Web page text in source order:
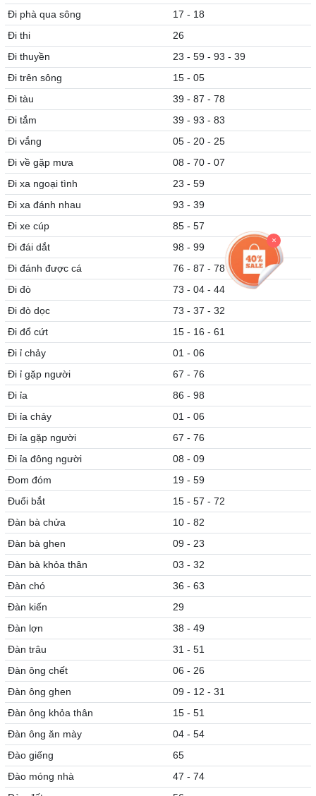
Đi phà qua sông
17 - 18
Đi thi
26
Đi thuyền
23 - 59 - 93 - 39
Đi trên sông
15 - 05
Đi tàu
39 - 87 - 78
Đi tắm
39 - 93 - 83
Đi vắng
05 - 20 - 25
Đi về gặp mưa
08 - 70 - 07
Đi xa ngoại tình
23 - 59
Đi xa đánh nhau
93 - 39
Đi xe cúp
85 - 57
Đi đái dắt
98 - 99
Đi đánh được cá
76 - 87 - 78
Đi đò
73 - 04 - 44
Đi đò dọc
73 - 37 - 32
Đi đổ cứt
15 - 16 - 61
Đi ỉ chảy
01 - 06
Đi ỉ gặp người
67 - 76
Đi ỉa
86 - 98
Đi ỉa chảy
01 - 06
Đi ỉa gặp người
67 - 76
Đi ỉa đông người
08 - 09
Đom đóm
19 - 59
Đuổi bắt
15 - 57 - 72
Đàn bà chửa
10 - 82
Đàn bà ghen
09 - 23
Đàn bà khỏa thân
03 - 32
Đàn chó
36 - 63
Đàn kiến
29
Đàn lợn
38 - 49
Đàn trâu
31 - 51
Đàn ông chết
06 - 26
Đàn ông ghen
09 - 12 - 31
Đàn ông khỏa thân
15 - 51
Đàn ông ăn mày
04 - 54
Đào giếng
65
Đào móng nhà
47 - 74
×